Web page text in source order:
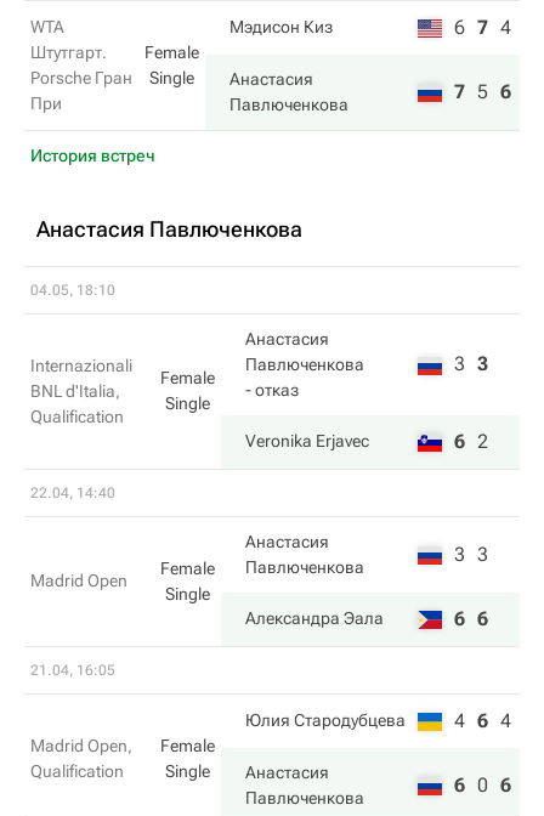
WTA
Штутгарт.
Porsche Гран
При
Female
Single
Мэдисон Киз 6 7 4
Анастасия
Павлюченкова
7 5 6
История встреч
Анастасия Павлюченкова
04.05, 18:10
Internazionali
BNL d'Italia,
Qualification
Female
Single
Анастасия
Павлюченкова
- отказ
3 3
Veronika Erjavec 6 2
22.04, 14:40
Madrid Open
Female
Single
Анастасия
Павлюченкова
3 3
Александра Эала 6 6
21.04, 16:05
Madrid Open,
Qualification
Female
Single
Юлия Стародубцева 4 6 4
Анастасия
Павлюченкова
6 0 6